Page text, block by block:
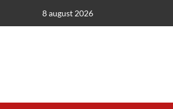
8 august 2026